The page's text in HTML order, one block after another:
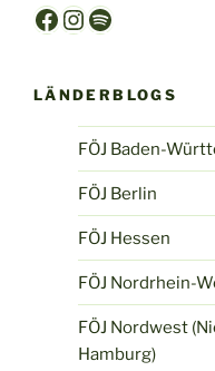
Facebook
Instagram
Spotify
LÄNDERBLOGS
FÖJ Baden-
FÖJ Berlin
FÖJ Hessen
FÖJ Nordrhein-
FÖJ Nordwest
Hamburg)